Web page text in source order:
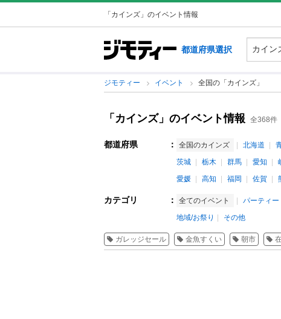
「カインズ」のイベント情報
都道府県選択
ジモティー イベント 全国の「カインズ」
「カインズ」のイベント情報 全368件
都道府県 ： 全国のカインズ 北海道
茨城
栃木 群馬 愛知
愛媛
高知 福岡 佐賀
カテゴリ ： 全てのイベント パーティー
地域/お祭り
その他
ガレッジセール 金魚すくい 朝市